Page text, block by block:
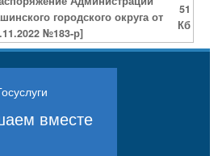
городского округа от
№183-р]
51
Кб
вместе